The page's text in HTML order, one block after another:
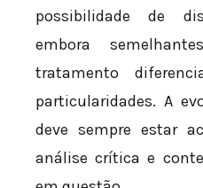
possibilidade de
embora
tratamento
particularidades. A
deve sempre estar
análise crítica e